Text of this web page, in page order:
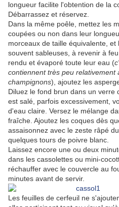
longueur facilite l'obtention de la
Débarrassez et réservez.
Dans la même poêle, mettez les
coupées ou non dans leur
morceaux de taille équivalente,
souvent sableuses, à revenir à
rendu et évaporé toute leur eau (
contiennent très peu relativement
champignons), ajoutez les
Diluez le fond brun dans un verre
est salé, parfois excessivement,
d'eau claire. Versez le mélange
fraîche. Ajoutez les coques dès
assaisonnez avec le zeste râpé
quelques tours de poivre blanc.
Laissez encore une ou deux
dans les cassolettes ou mini-
réchauffer avec le couvercle au
minutes avant de servir.
Les feuilles de cerfeuil ne